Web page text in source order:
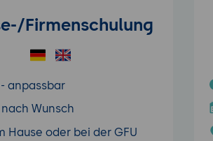
Firmenschulung
anpassbar
Wunsch
Hause oder bei der GFU